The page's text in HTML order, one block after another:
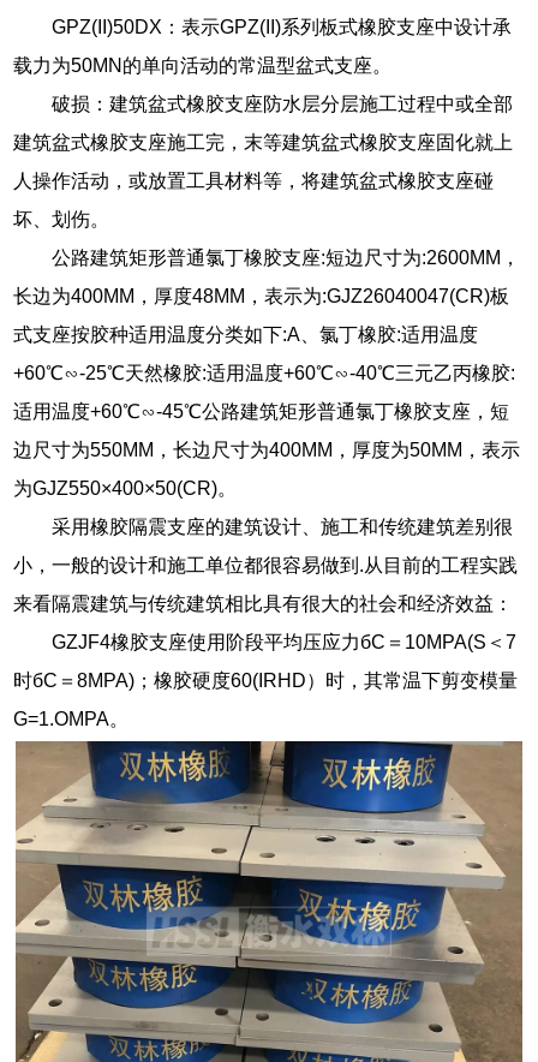
GPZ(II)50DX：表示GPZ(II)系列板式橡胶支座中设计承
载力为50MN的单向活动的常温型盆式支座。
破损：建筑盆式橡胶支座防水层分层施工过程中或全部
建筑盆式橡胶支座施工完，末等建筑盆式橡胶支座固化就上
人操作活动，或放置工具材料等，将建筑盆式橡胶支座碰
坏、划伤。
公路建筑矩形普通氯丁橡胶支座:短边尺寸为:2600MM，
长边为400MM，厚度48MM，表示为:GJZ26040047(CR)板
式支座按胶种适用温度分类如下:A、氯丁橡胶:适用温度
+60℃∽-25℃天然橡胶:适用温度+60℃∽-40℃三元乙丙橡胶:
适用温度+60℃∽-45℃公路建筑矩形普通氯丁橡胶支座，短
边尺寸为550MM，长边尺寸为400MM，厚度为50MM，表示
为GJZ550×400×50(CR)。
采用橡胶隔震支座的建筑设计、施工和传统建筑差别很
小，一般的设计和施工单位都很容易做到.从目前的工程实践
来看隔震建筑与传统建筑相比具有很大的社会和经济效益：
GZJF4橡胶支座使用阶段平均压应力бC＝10MPA(S＜7
时бC＝8MPA)；橡胶硬度60(IRHD）时，其常温下剪变模量
G=1.OMPA。